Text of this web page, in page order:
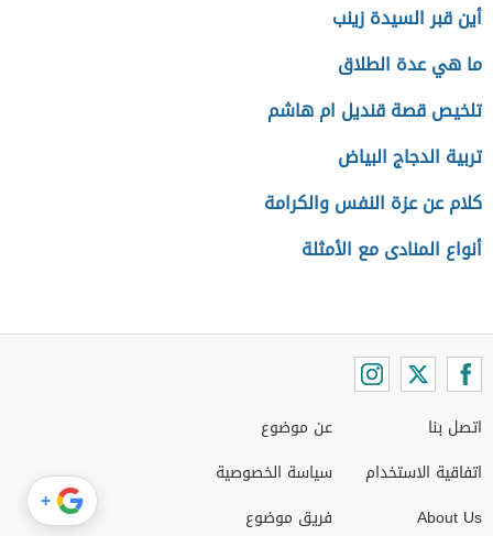
أين قبر السيدة زينب
ما هي عدة الطلاق
تلخيص قصة قنديل ام هاشم
تربية الدجاج البياض
كلام عن عزة النفس والكرامة
أنواع المنادى مع الأمثلة
اتصل بنا
اتفاقية الاستخدام
About Us
عن موضوع
سياسة الخصوصية
فريق موضوع
+